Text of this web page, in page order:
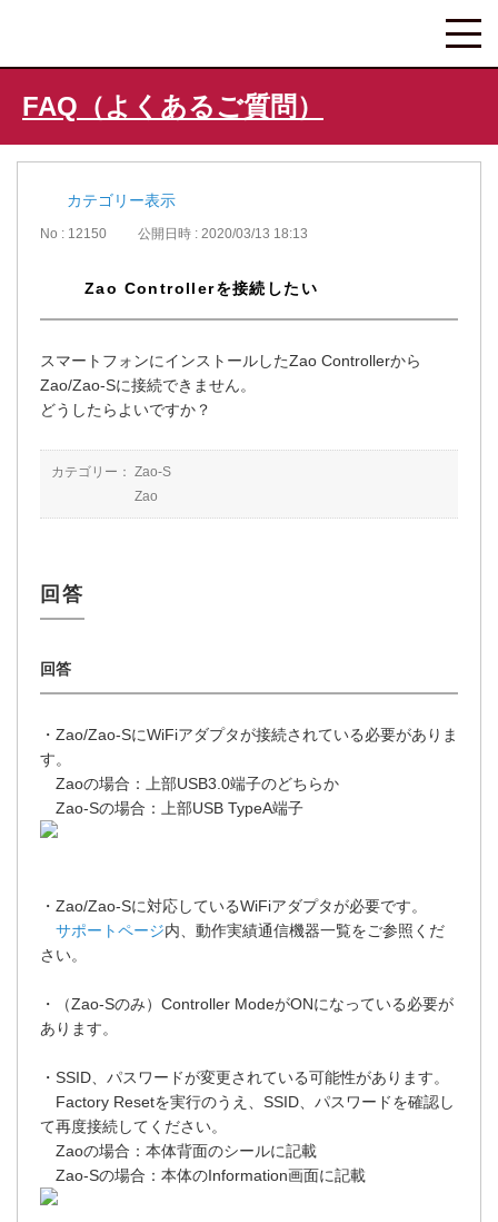
FAQ（よくあるご質問）
カテゴリー表示
No : 12150 公開日時 : 2020/03/13 18:13
Zao Controllerを接続したい
スマートフォンにインストールしたZao Controllerから
Zao/Zao-Sに接続できません。
どうしたらよいですか？
カテゴリー： Zao-S
Zao
・Zao/Zao-SにWiFiアダプタが接続されている必要がありま
す。
Zaoの場合：上部USB3.0端子のどちらか
Zao-Sの場合：上部USB TypeA端子
・Zao/Zao-Sに対応しているWiFiアダプタが必要です。
サポートページ内、動作実績通信機器一覧をご参照くだ
さい。
・（Zao-Sのみ）Controller ModeがONになっている必要が
あります。
・SSID、パスワードが変更されている可能性があります。
Factory Resetを実行のうえ、SSID、パスワードを確認し
て再度接続してください。
Zaoの場合：本体背面のシールに記載
Zao-Sの場合：本体のInformation画面に記載